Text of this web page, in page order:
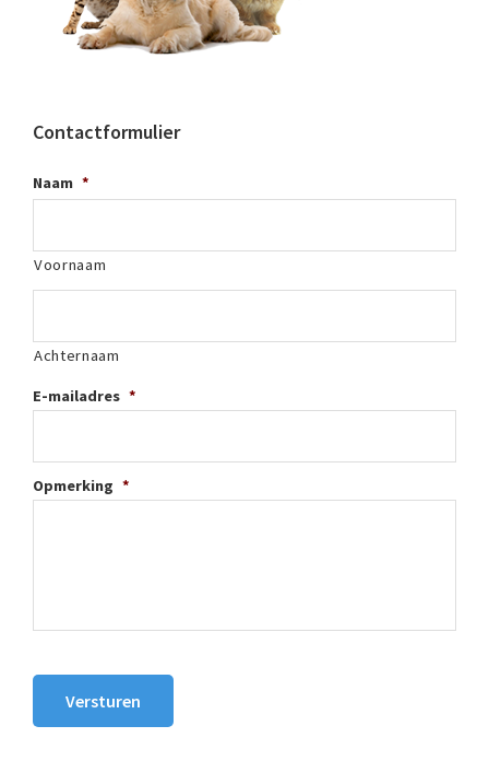
Contactformulier
Naam *
Voornaam
Achternaam
E-mailadres *
Opmerking *
Versturen